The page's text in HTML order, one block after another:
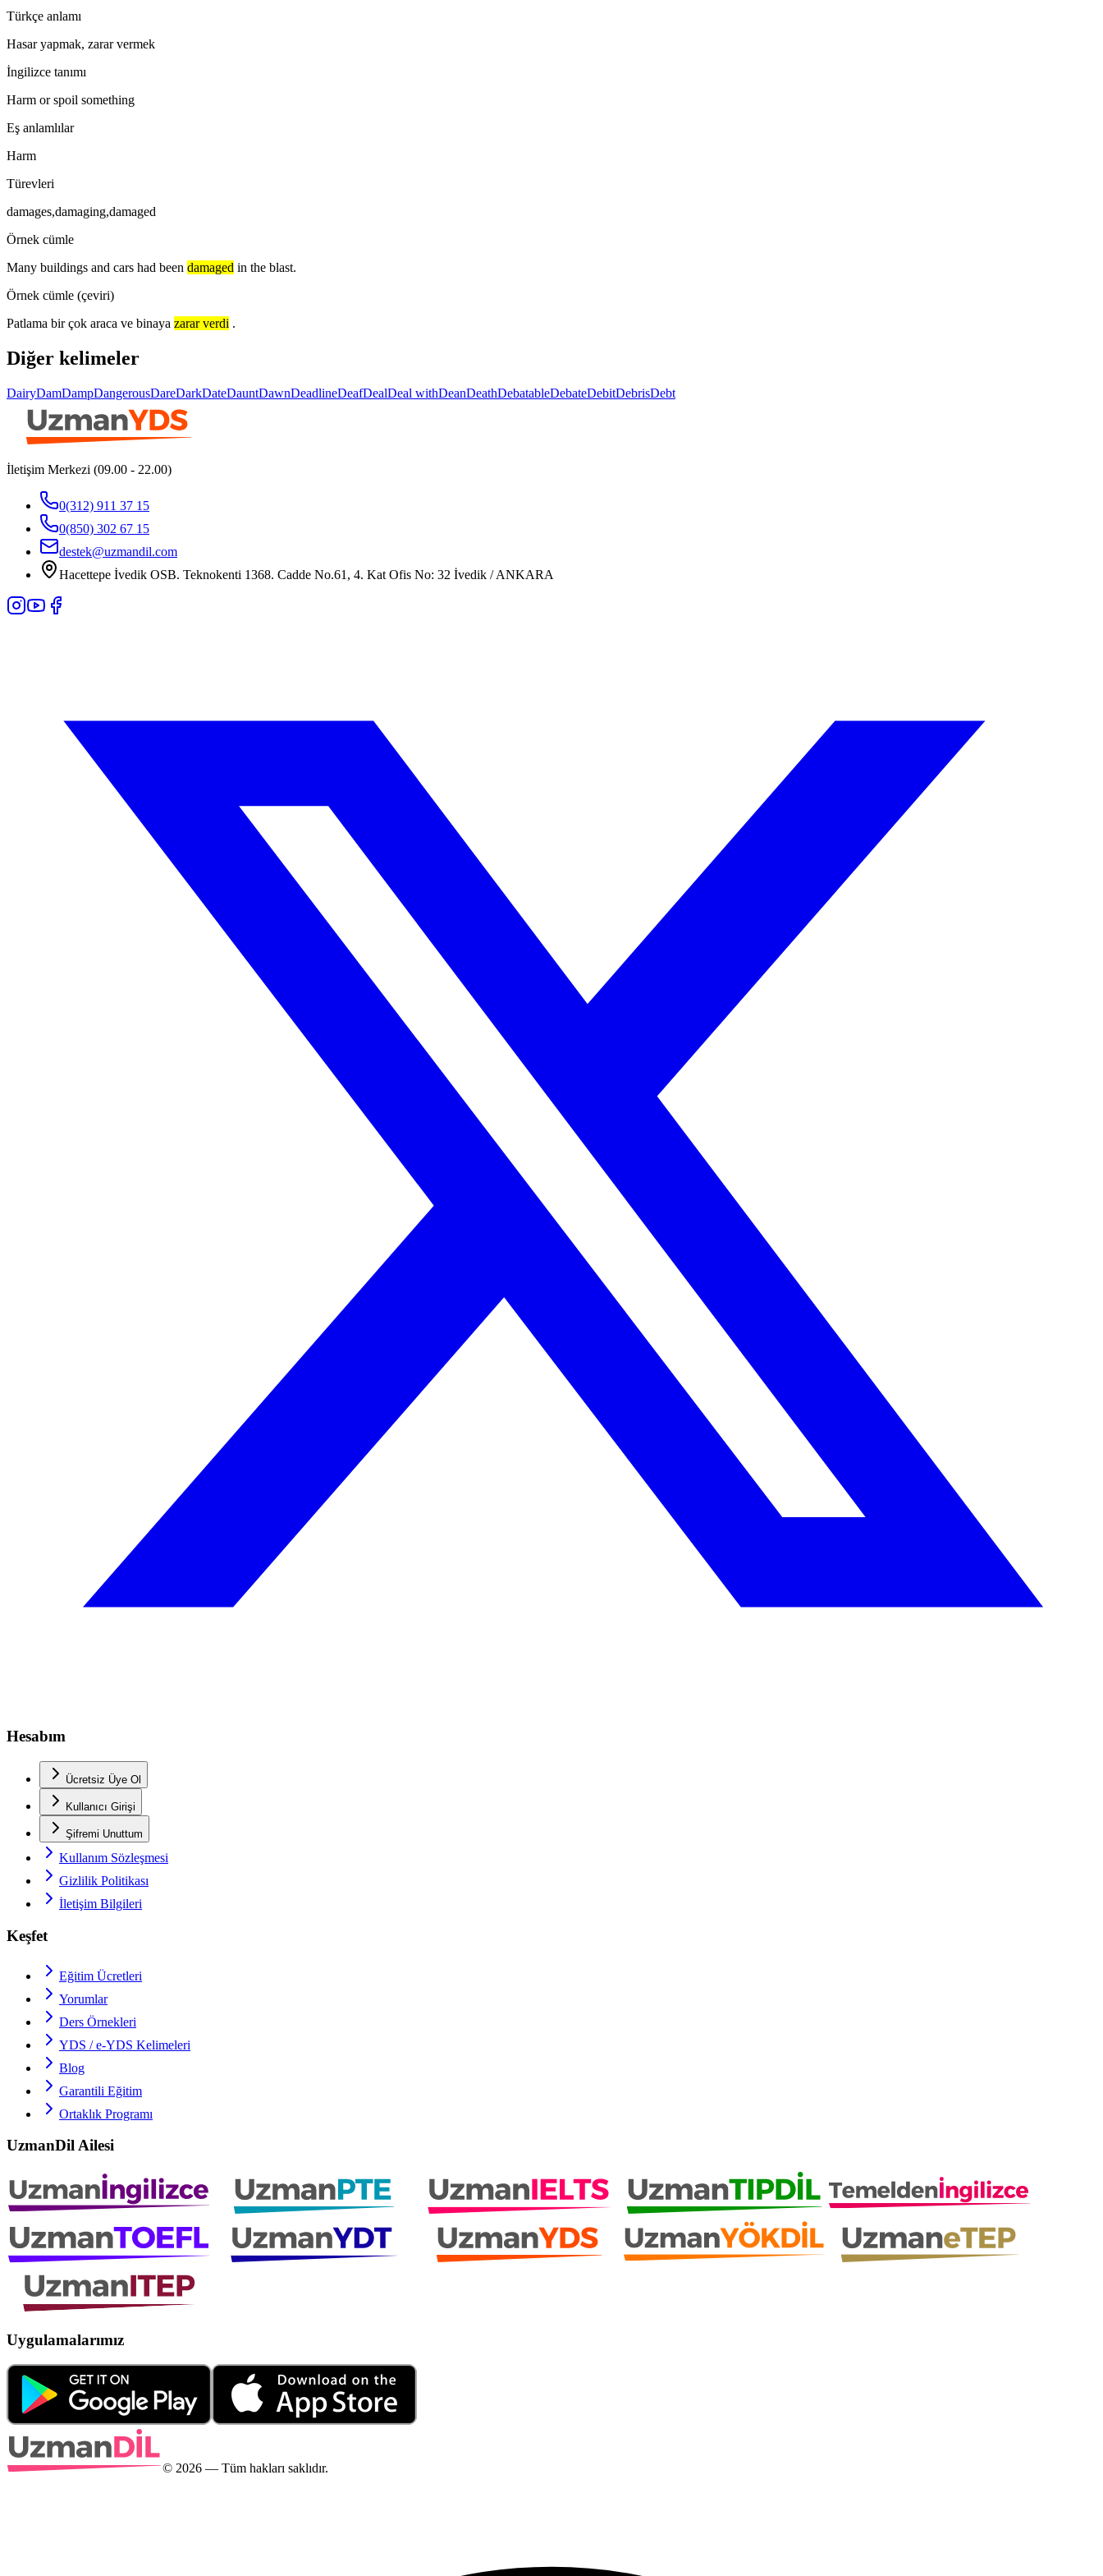
Türkçe anlamı
Hasar yapmak, zarar vermek
İngilizce tanımı
Harm or spoil something
Eş anlamlılar
Harm
Türevleri
damages,damaging,damaged
Örnek cümle
Many buildings and cars had been damaged in the blast.
Örnek cümle (çeviri)
Patlama bir çok araca ve binaya zarar verdi .
Diğer kelimeler
DairyDamDampDangerousDareDarkDateDauntDawnDeadlineDeafDealDeal withDeanDeathDebatableDebateDebitDebrisDebt
İletişim Merkezi (09.00 - 22.00)
0(312) 911 37 15
0(850) 302 67 15
destek@uzmandil.com
Hacettepe İvedik OSB. Teknokenti 1368. Cadde No.61, 4. Kat Ofis No: 32 İvedik / ANKARA
Hesabım
Ücretsiz Üye Ol
Kullanıcı Girişi
Şifremi Unuttum
Kullanım Sözleşmesi
Gizlilik Politikası
İletişim Bilgileri
Keşfet
Eğitim Ücretleri
Yorumlar
Ders Örnekleri
YDS / e-YDS Kelimeleri
Blog
Garantili Eğitim
Ortaklık Programı
UzmanDil Ailesi
Uygulamalarımız
© 2026 — Tüm hakları saklıdır.